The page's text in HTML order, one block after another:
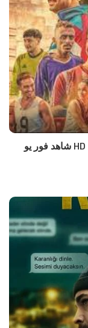
مشاهدة فيلم الحريفة 2024 كامل بدقة عالية HD شاهد فور يو